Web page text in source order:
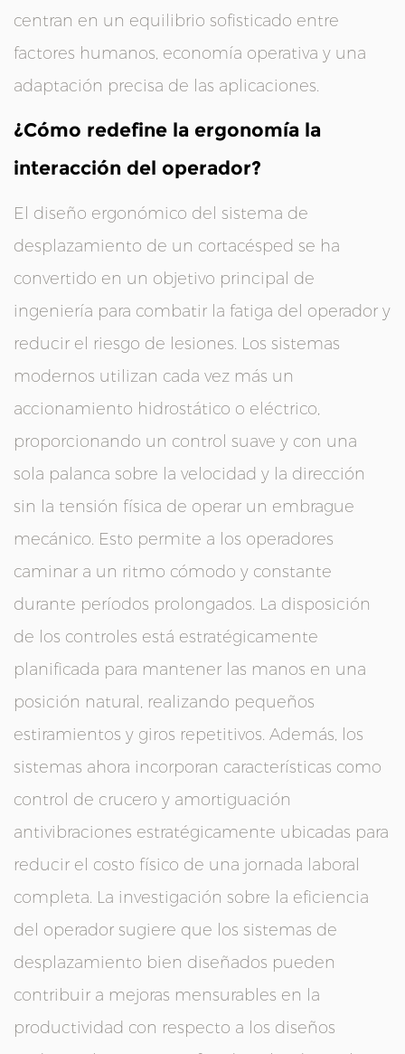
centran en un equilibrio sofisticado entre
factores humanos, economía operativa y una
adaptación precisa de las aplicaciones.
¿Cómo redefine la ergonomía la
interacción del operador?
El diseño ergonómico del sistema de
desplazamiento de un cortacésped se ha
convertido en un objetivo principal de
ingeniería para combatir la fatiga del operador y
reducir el riesgo de lesiones. Los sistemas
modernos utilizan cada vez más un
accionamiento hidrostático o eléctrico,
proporcionando un control suave y con una
sola palanca sobre la velocidad y la dirección
sin la tensión física de operar un embrague
mecánico. Esto permite a los operadores
caminar a un ritmo cómodo y constante
durante períodos prolongados. La disposición
de los controles está estratégicamente
planificada para mantener las manos en una
posición natural, realizando pequeños
estiramientos y giros repetitivos. Además, los
sistemas ahora incorporan características como
control de crucero y amortiguación
antivibraciones estratégicamente ubicadas para
reducir el costo físico de una jornada laboral
completa. La investigación sobre la eficiencia
del operador sugiere que los sistemas de
desplazamiento bien diseñados pueden
contribuir a mejoras mensurables en la
productividad con respecto a los diseños